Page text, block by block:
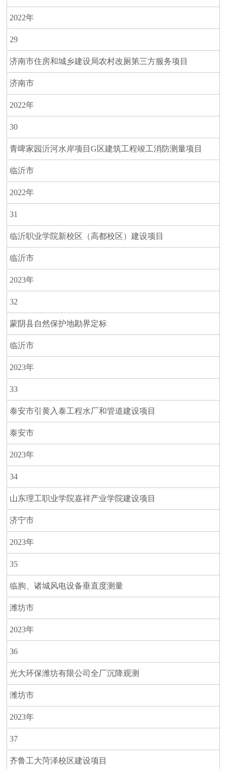
2022年
29
济南市住房和城乡建设局农村改厕第三方服务项目
济南市
2022年
30
青啤家园沂河水岸项目G区建筑工程竣工消防测量项目
临沂市
2022年
31
临沂职业学院新校区（高都校区）建设项目
临沂市
2023年
32
蒙阴县自然保护地勘界定标
临沂市
2023年
33
泰安市引黄入泰工程水厂和管道建设项目
泰安市
2023年
34
山东理工职业学院嘉祥产业学院建设项目
济宁市
2023年
35
临朐、诸城风电设备垂直度测量
潍坊市
2023年
36
光大环保潍坊有限公司全厂沉降观测
潍坊市
2023年
37
齐鲁工大菏泽校区建设项目